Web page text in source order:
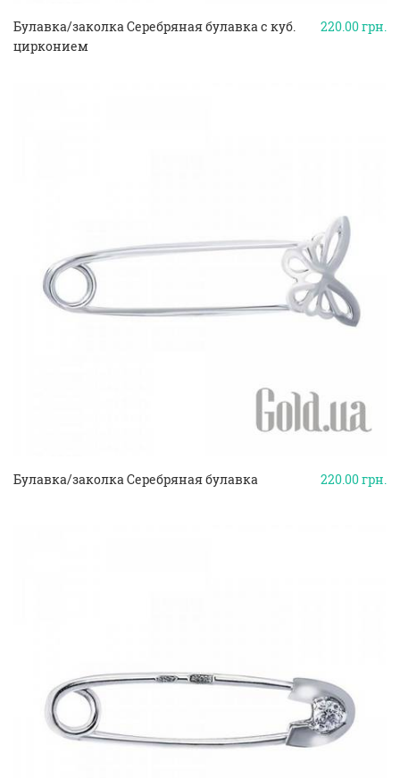
220.00грн.
Булавка/заколка Серебряная булавка с куб.
цирконием
220.00грн.
Булавка/заколка Серебряная булавка